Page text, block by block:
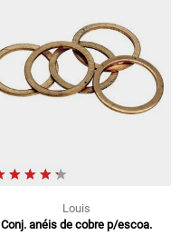
Louis
Conj. anéis de cobre p/escoa.